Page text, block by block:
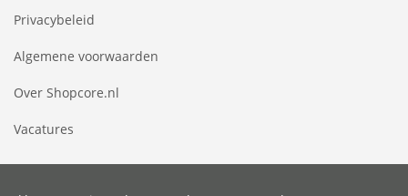
Privacybeleid
Algemene voorwaarden
Over Shopcore.nl
Vacatures